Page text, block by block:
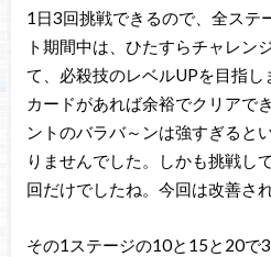
1日3回挑戦できるので、全ステ
ト期間中は、ひたすらチャレン
て、必殺技のレベルUPを目指
カードがあれば余裕でクリアで
ントのバラバ～ンは強すぎると
りませんでした。しかも挑戦し
回だけでしたね。今回は改善さ
その1ステージの10と15と20で